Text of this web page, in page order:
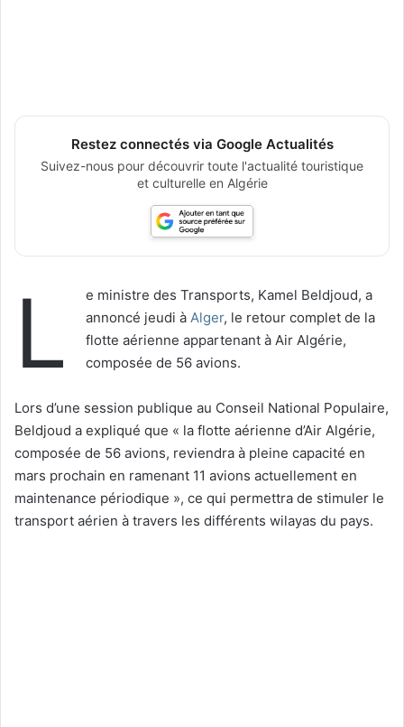
Restez connectés via Google Actualités
Suivez-nous pour découvrir toute l'actualité touristique
et culturelle en Algérie
L
e ministre des Transports, Kamel Beldjoud, a
annoncé jeudi à Alger, le retour complet de la
flotte aérienne appartenant à Air Algérie,
composée de 56 avions.
Lors d’une session publique au Conseil National Populaire,
Beldjoud a expliqué que « la flotte aérienne d’Air Algérie,
composée de 56 avions, reviendra à pleine capacité en
mars prochain en ramenant 11 avions actuellement en
maintenance périodique », ce qui permettra de stimuler le
transport aérien à travers les différents wilayas du pays.